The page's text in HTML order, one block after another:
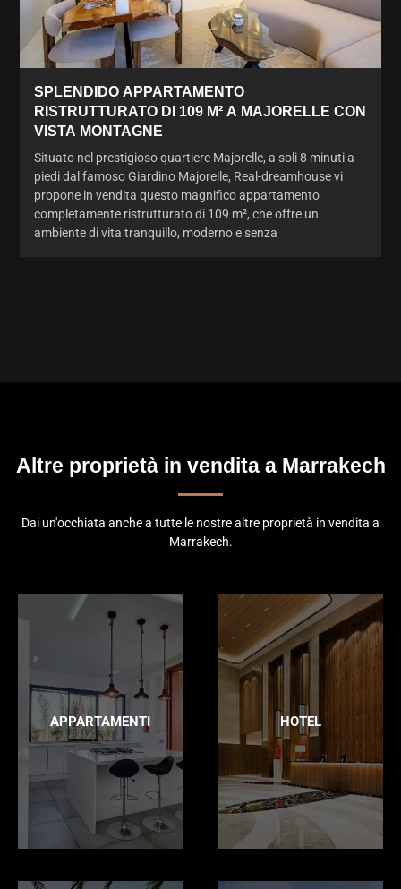
SPLENDIDO APPARTAMENTO
RISTRUTTURATO DI 109 M² A MAJORELLE CON
VISTA MONTAGNE
Situato nel prestigioso quartiere Majorelle, a soli 8 minuti a
piedi dal famoso Giardino Majorelle, Real-dreamhouse vi
propone in vendita questo magnifico appartamento
completamente ristrutturato di 109 m², che offre un
ambiente di vita tranquillo, moderno e senza
Altre proprietà in vendita a Marrakech
Dai un'occhiata anche a tutte le nostre altre proprietà in vendita a
Marrakech.
APPARTAMENTI HOTEL